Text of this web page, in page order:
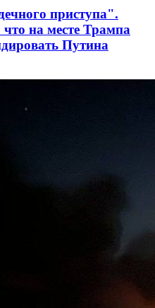
приступа".
на месте Трампа
Путина